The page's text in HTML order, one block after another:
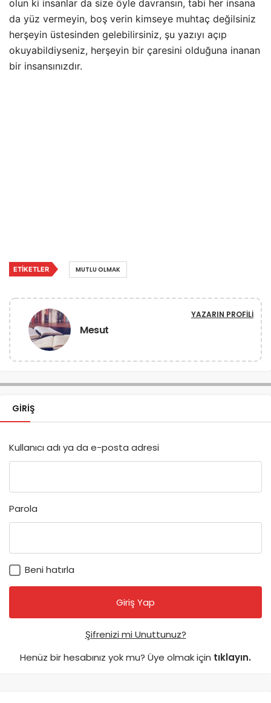
olun ki insanlar da size öyle davransın, tabi her insana
da yüz vermeyin, boş verin kimseye muhtaç değilsiniz
herşeyin üstesinden gelebilirsiniz, şu yazıyı açıp
okuyabildiyseniz, herşeyin bir çaresini olduğuna inanan
bir insansınızdır.
ETIKETLER MUTLU OLMAK
Mesut
YAZARIN PROFILI
GIRIŞ
Kullanıcı adı ya da e-posta adresi
Parola
Beni hatırla
Şifrenizi mi Unuttunuz?
Henüz bir hesabınız yok mu? Üye olmak için tıklayın.